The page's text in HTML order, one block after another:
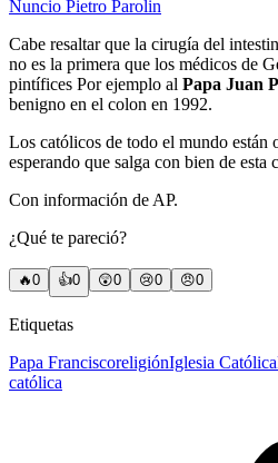
Nuncio Pietro Parolin
Cabe resaltar que la cirugía del
no es la primera que los médicos de
pintífices Por ejemplo al Papa Juan
benigno en el colon en 1992.
Los católicos de todo el mundo están
esperando que salga con bien de esta
Con información de AP.
¿Qué te pareció?
🔥0 👍0 😲0 😢0 😠0
Etiquetas
Papa FranciscoreligiónIglesia Católica
católica